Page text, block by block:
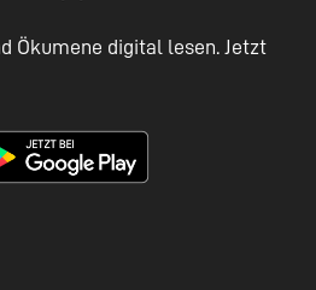
Ökumene digital lesen. Jetzt